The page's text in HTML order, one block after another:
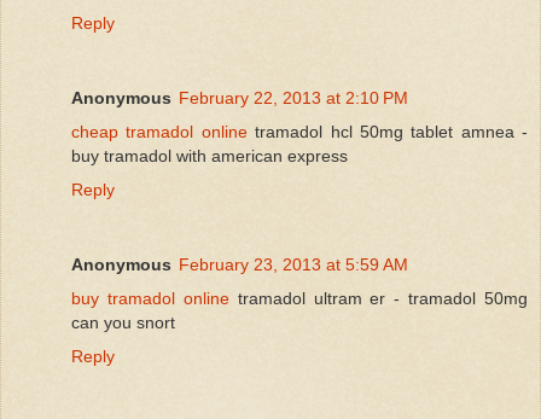
Reply
Anonymous February 22, 2013 at 2:10 PM
cheap tramadol onlinetramadol hcl 50mg tablet amnea -
buy tramadol with american express
Reply
Anonymous February 23, 2013 at 5:59 AM
buy tramadol onlinetramadol ultram er - tramadol 50mg
can you snort
Reply